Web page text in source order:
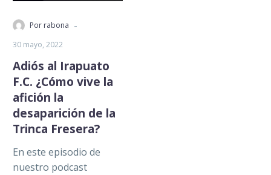
Por rabona -
30 mayo, 2022
Adiós al Irapuato
F.C. ¿Cómo vive la
afición la
desaparición de la
Trinca Fresera?
En este episodio de
nuestro podcast